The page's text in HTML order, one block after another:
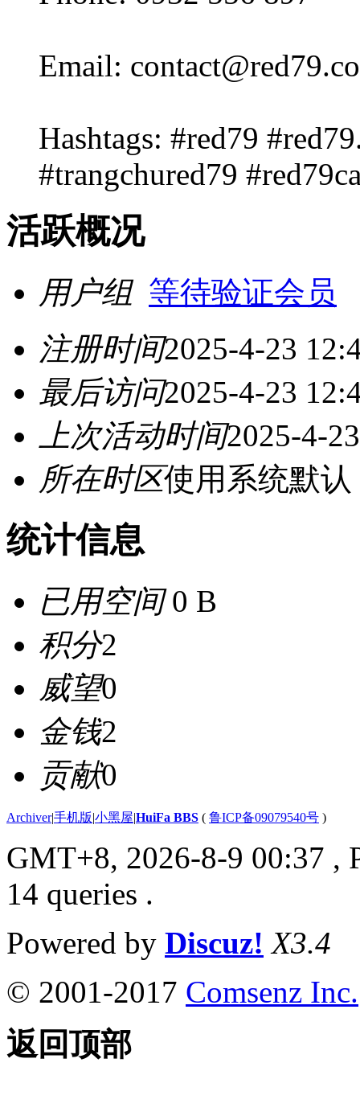
Email:
Hashtags: #red79
#trangchured79
活跃概况
用户组 等待验证会员
注册时间2025-4-23
最后访问2025-4-23
上次活动时间2025-4-
所在时区使用系统默认
统计信息
已用空间0 B
积分2
威望0
金钱2
贡献0
Archiver|手机版|小黑屋|HuiFa BBS ( 鲁ICP备09079540号 )
GMT+8, 2026-8-9 00:37 ,
14 queries .
Powered by Discuz! X3.4
© 2001-2017 Comsenz Inc.
返回顶部